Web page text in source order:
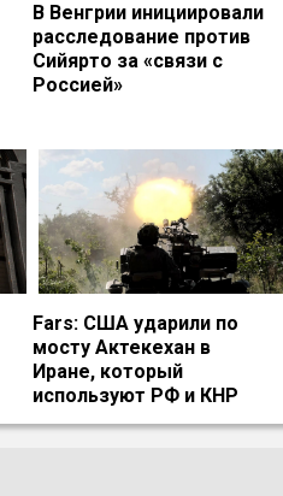
В Венгрии инициировали
расследование против
Сийярто за «связи с
Россией»
Fars: США ударили по
мосту Актекехан в
Иране, который
используют РФ и КНР